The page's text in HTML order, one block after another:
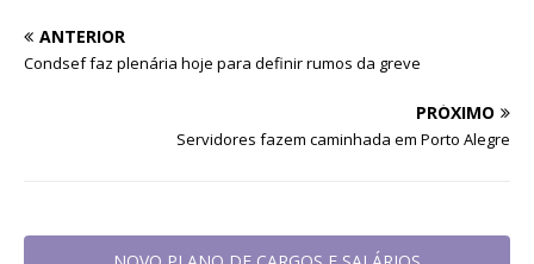
ANTERIOR
Condsef faz plenária hoje para definir rumos da greve
PRÓXIMO
Servidores fazem caminhada em Porto Alegre